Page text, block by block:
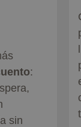
:
sin